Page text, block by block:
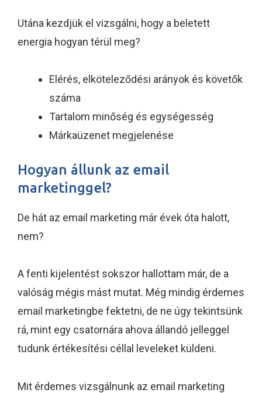
Utána kezdjük el vizsgálni, hogy a beletett
energia hogyan térül meg?
Elérés, elköteleződési arányok és követők
száma
Tartalom minőség és egységesség
Márkaüzenet megjelenése
Hogyan állunk az email
marketinggel?
De hát az email marketing már évek óta halott,
nem?
A fenti kijelentést sokszor hallottam már, de a
valóság mégis mást mutat. Még mindig érdemes
email marketingbe fektetni, de ne úgy tekintsünk
rá, mint egy csatornára ahova állandó jelleggel
tudunk értékesítési céllal leveleket küldeni.
Mit érdemes vizsgálnunk az email marketing